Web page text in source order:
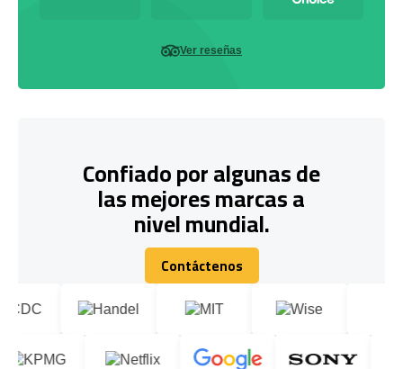
Ver reseñas
Confiado por algunas de
las mejores marcas a
nivel mundial.
Contáctenos
Contáctenos